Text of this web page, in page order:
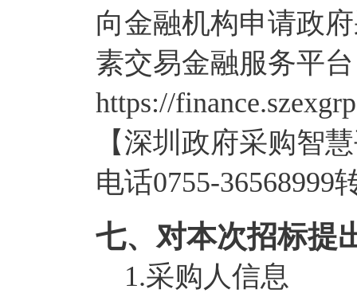
向金融机构申请政
素交易金融服务平台
https://
【深圳政府采购智
电话0755-36568999
七、对本次招标提
1.采购人信息